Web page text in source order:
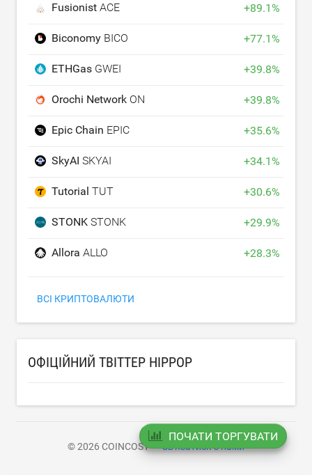
Fusionist ACE +89.1%
Biconomy BICO +77.1%
ETHGas GWEI +39.8%
Orochi Network ON +39.8%
Epic Chain EPIC +35.6%
SkyAI SKYAI +34.1%
Tutorial TUT +30.6%
STONK STONK +29.9%
Allora ALLO +28.3%
ВСІ КРИПТОВАЛЮТИ
ОФІЦІЙНИЙ ТВІТТЕР HIPPOP
© 2026 COINCOST Зв'язатися з нами
ПОЧАТИ ТОРГУВАТИ